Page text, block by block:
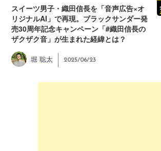
スイーツ男子・織田信長を「音声広告×オ
リジナルAI」で再現。ブラックサンダー発
売30周年記念キャンペーン「#織田信長の
ザクザク音」が生まれた経緯とは？
堀 聡太 2025/06/23